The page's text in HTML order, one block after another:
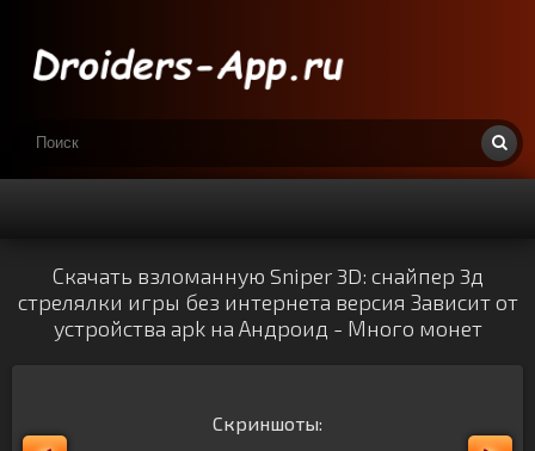
Скачать взломанную Sniper 3D: снайпер 3д
стрелялки игры без интернета версия Зависит от
устройства apk на Андроид - Много монет
Скриншоты: